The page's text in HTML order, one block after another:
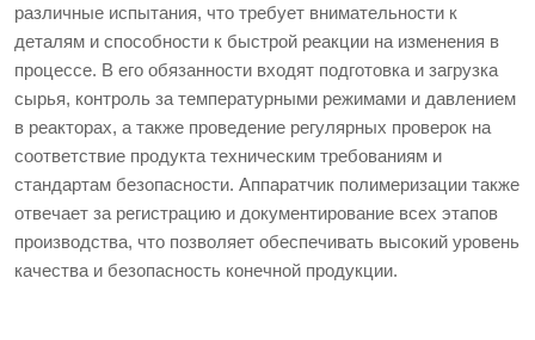
различные испытания, что требует внимательности к
деталям и способности к быстрой реакции на изменения в
процессе. В его обязанности входят подготовка и загрузка
сырья, контроль за температурными режимами и давлением
в реакторах, а также проведение регулярных проверок на
соответствие продукта техническим требованиям и
стандартам безопасности. Аппаратчик полимеризации также
отвечает за регистрацию и документирование всех этапов
производства, что позволяет обеспечивать высокий уровень
качества и безопасность конечной продукции.